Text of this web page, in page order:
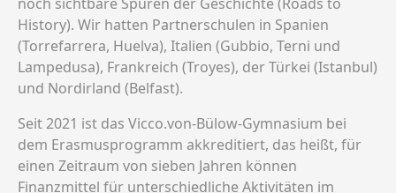
History). Wir hatten Partnerschulen in Spanien
(Torrefarrera, Huelva), Italien (Gubbio, Terni und
Lampedusa), Frankreich (Troyes), der Türkei (Istanbul)
und Nordirland (Belfast).
Seit 2021 ist das Vicco.von-Bülow-Gymnasium bei
dem Erasmusprogramm akkreditiert, das heißt, für
einen Zeitraum von sieben Jahren können
Finanzmittel für unterschiedliche Aktivitäten im